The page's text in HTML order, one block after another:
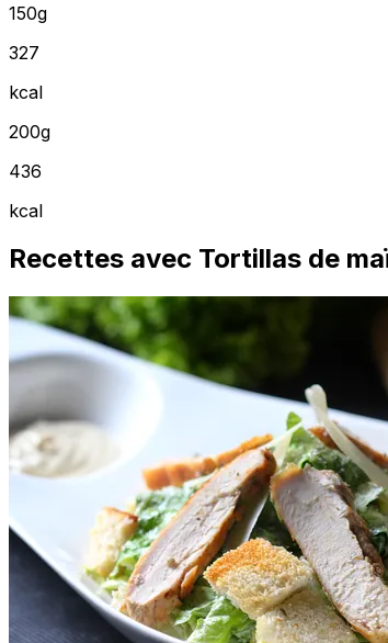
150g
327
kcal
200g
436
kcal
Recettes avec Tortillas de